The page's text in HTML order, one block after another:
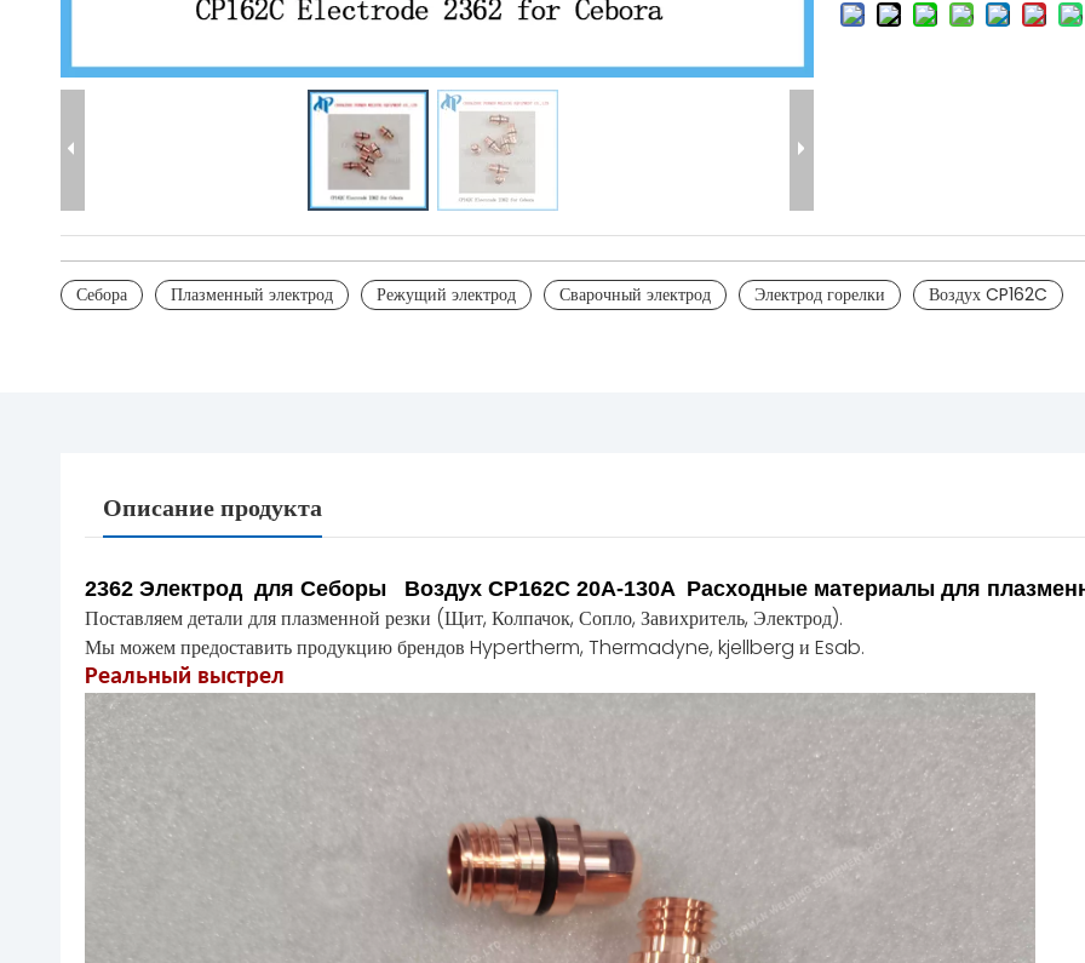
Себора Плазменный электрод Режущий электрод Сварочный электрод Электрод горелки Воздух CP162C
Описание продукта
2362 Электрод для Себоры Воздух CP162C 20A-130A Расходные материалы для
Поставляем детали для плазменной резки (Щит, Колпачок, Сопло, Завихритель, Электрод).
Мы можем предоставить продукцию брендов Hypertherm, Thermadyne, kjellberg и Esab.
Реальный выстрел